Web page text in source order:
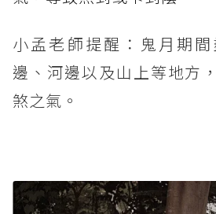
小孟老師提醒：鬼月期
邊、河邊以及山上等地方
煞之氣。